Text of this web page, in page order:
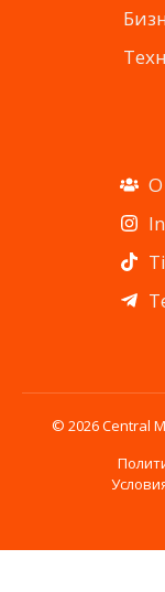
О
© 2026 Central